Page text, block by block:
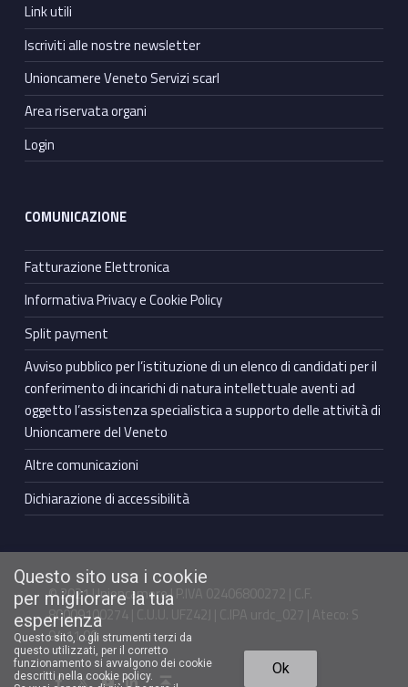
Link utili
Iscriviti alle nostre newsletter
Unioncamere Veneto Servizi scarl
Area riservata organi
Login
COMUNICAZIONE
Fatturazione Elettronica
Informativa Privacy e Cookie Policy
Split payment
Avviso pubblico per l’istituzione di un elenco di candidati per il
conferimento di incarichi di natura intellettuale aventi ad
oggetto l’assistenza specialistica a supporto delle attività di
Unioncamere del Veneto
Altre comunicazioni
Dichiarazione di accessibilità
© 2021 Unioncamere | P.IVA 02406800272 | C.F.
80009100274 | C.U.U. UFZ42J | C.IPA urdc_027 | Ateco: S
94.11.00
Facebook Unioncamere VenetoTwitter Unioncamere VenetoYoutube Unioncamere VenetoLinkedin Unioncamere Veneto Torna in cima ↑
Questo sito usa i cookie
per migliorare la tua
esperienza
Questo sito, o gli strumenti terzi da
questo utilizzati, per il corretto
funzionamento si avvalgono dei cookie
descritti nella cookie policy.
Ok